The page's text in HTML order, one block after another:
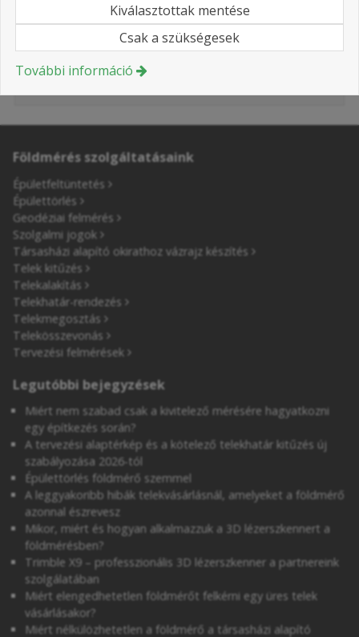
Ide kattintva tekinthető meg:Adatvédelmi
nyilatkozat.
Elküld
Földmérés szolgáltatásaink
Épületfeltüntetés
Épülettörlés
Geodéziai felmérés
Szolgalmi jogok
Társasházi alapító okirathoz vázrajz készítés
Telek kitűzés
Telekalakítás
Telekhatár-rendezés
Telekmegosztás
Telekösszevonás
Tervezési felmérések
Legutóbbi bejegyzések
Miért nem szabad csak a kivitelező mérésére hagyatkozni
egy építkezés során?
A tervezési alaptérkép és a kötelező telekhatár kitűzés új
szabályozása 2026-tól
Épülettörlés földmérő szemmel
A leggyakoribb hibák telekvásárlásnál, amelyeket a földmérő
azonnal észrevesz
Mikor, miért és hogyan alkalmazzuk a 3D lézerszkennert a
földmérésben?
Trimble X9 – professzionális 3D lézerszkenner a partnereink
szolgálatában
Miért elengedhetetlen földmérőt felkérni egy üres telek
vásárlásakor?
Miért nélkülözhetetlen a földmérő a társasházi alapító
Kiválasztottak mentése
Csak a szükségesek
További információ